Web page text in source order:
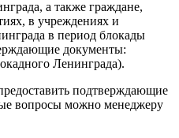
а также граждане,
в учреждениях и
в период блокады
документы:
Ленинграда).
подтверждающие
вопросы можно менеджеру